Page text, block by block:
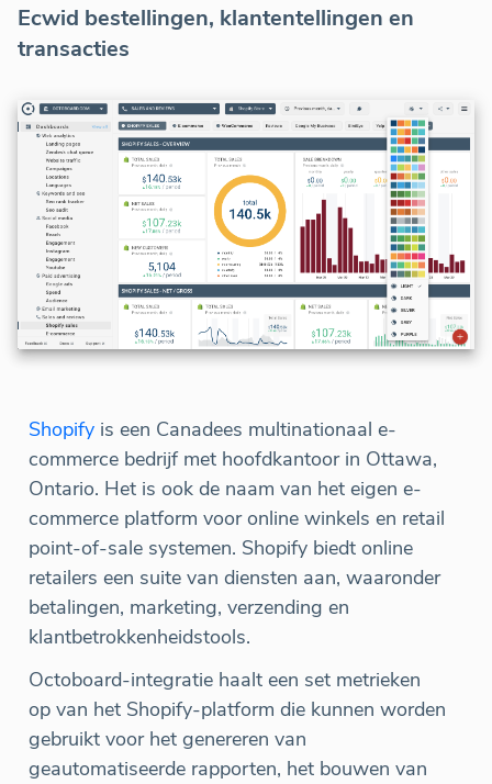
Ecwid bestellingen, klantentellingen en
transacties
Shopify is een Canadees multinationaal e-
commerce bedrijf met hoofdkantoor in Ottawa,
Ontario. Het is ook de naam van het eigen e-
commerce platform voor online winkels en retail
point-of-sale systemen. Shopify biedt online
retailers een suite van diensten aan, waaronder
betalingen, marketing, verzending en
klantbetrokkenheidstools.
Octoboard-integratie haalt een set metrieken
op van het Shopify-platform die kunnen worden
gebruikt voor het genereren van
geautomatiseerde rapporten, het bouwen van